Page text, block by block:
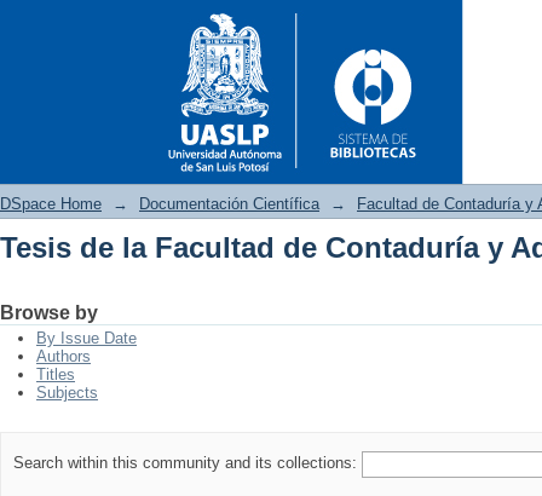
DSpace Home → Documentación Científica → Facultad de Contaduría y
Tesis de la Facultad de Contaduría y
Browse by
By Issue Date
Authors
Titles
Subjects
Search within this community and its collections: